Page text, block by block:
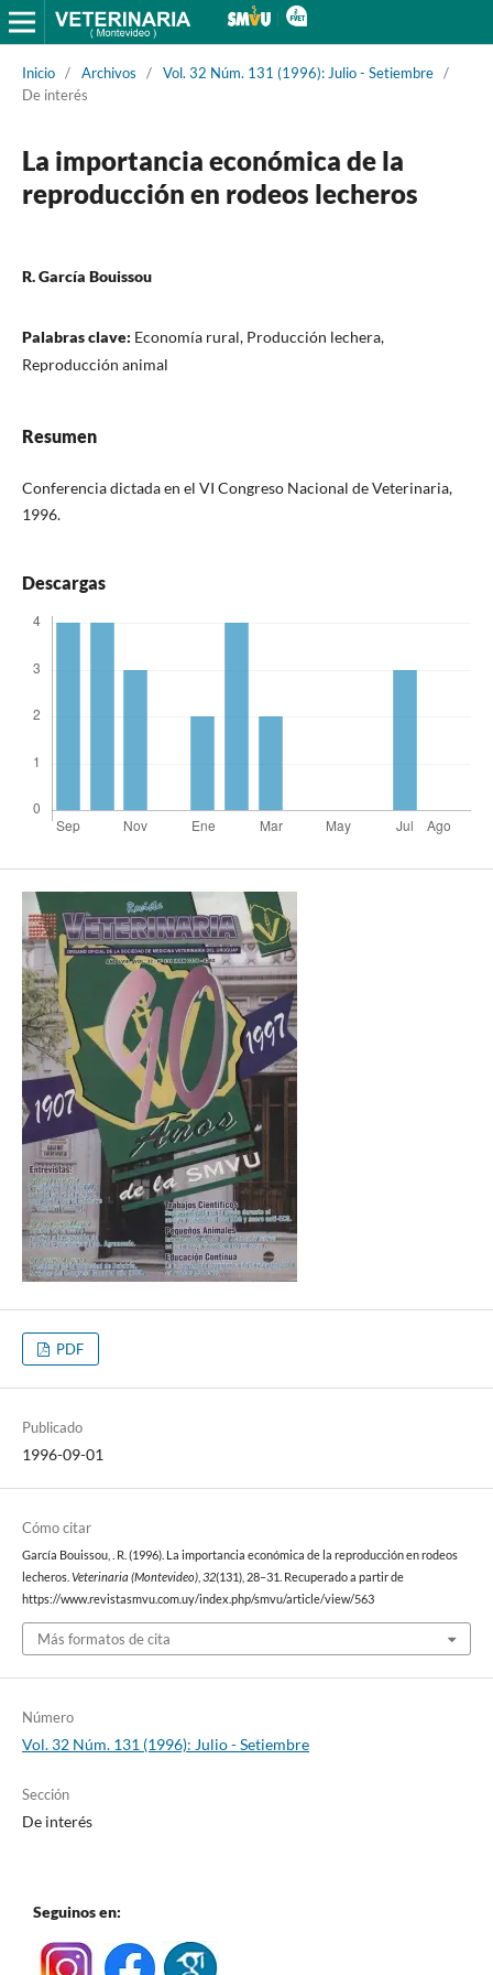
Inicio / Archivos / Vol. 32 Núm. 131 (1996): Julio - Setiembre /
De interés
La importancia económica de la
reproducción en rodeos lecheros
R. García Bouissou
Palabras clave: Economía rural, Producción lechera,
Reproducción animal
Resumen
Conferencia dictada en el VI Congreso Nacional de Veterinaria,
1996.
Descargas
PDF
Publicado
1996-09-01
Cómo citar
García Bouissou, . R. (1996). La importancia económica de la reproducción en rodeos
lecheros. Veterinaria (Montevideo), 32(131), 28–31. Recuperado a partir de
https://www.revistasmvu.com.uy/index.php/smvu/article/view/563
Más formatos de cita
Número
Vol. 32 Núm. 131 (1996): Julio - Setiembre
Sección
De interés
Seguinos en: